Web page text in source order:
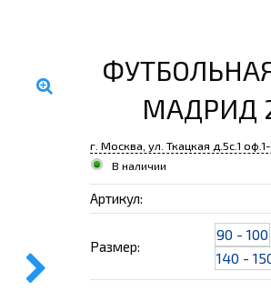
МАДРИД
г. Москва, ул. Ткацкая д.5с.1
В наличии
Артикул:
Размер:
90 - 100
140 -